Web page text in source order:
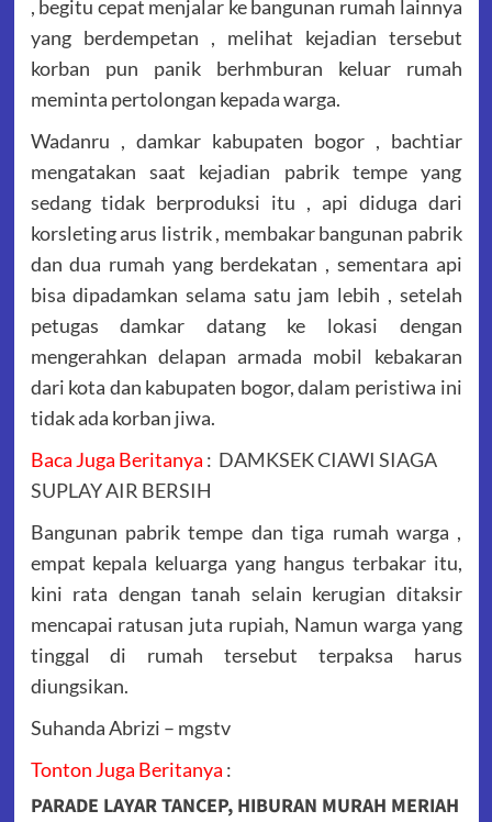
, begitu cepat menjalar ke bangunan rumah lainnya
yang berdempetan , melihat kejadian tersebut
korban pun panik berhmburan keluar rumah
meminta pertolongan kepada warga.
Wadanru , damkar kabupaten bogor , bachtiar
mengatakan saat kejadian pabrik tempe yang
sedang tidak berproduksi itu , api diduga dari
korsleting arus listrik , membakar bangunan pabrik
dan dua rumah yang berdekatan , sementara api
bisa dipadamkan selama satu jam lebih , setelah
petugas damkar datang ke lokasi dengan
mengerahkan delapan armada mobil kebakaran
dari kota dan kabupaten bogor, dalam peristiwa ini
tidak ada korban jiwa.
Baca Juga Beritanya : DAMKSEK CIAWI SIAGA
SUPLAY AIR BERSIH
Bangunan pabrik tempe dan tiga rumah warga ,
empat kepala keluarga yang hangus terbakar itu,
kini rata dengan tanah selain kerugian ditaksir
mencapai ratusan juta rupiah, Namun warga yang
tinggal di rumah tersebut terpaksa harus
diungsikan.
Suhanda Abrizi – mgstv
Tonton Juga Beritanya :
PARADE LAYAR TANCEP, HIBURAN MURAH MERIAH